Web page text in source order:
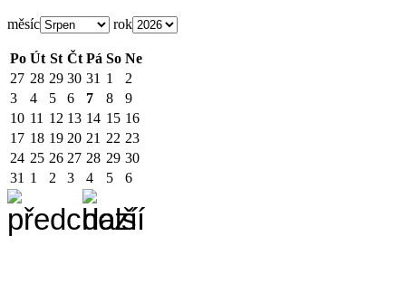
měsíc rok
Po Út St Čt Pá So Ne
27 28 29 30 31 1
2
3
4 5 6 7 8
9
10 11 12 13 14 15 16
17 18 19 20 21 22 23
24 25 26 27 28 29 30
31 1 2 3 4 5 6